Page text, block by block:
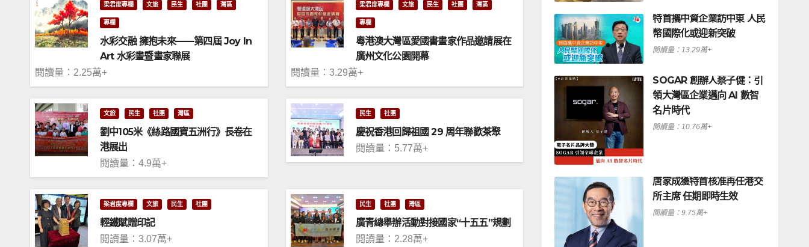
梁君度專欄 文旅 民生 社團 灣區
專欄
水彩交融 擁抱未來——第四屆 Joy In
Art 水彩畫暨畫家聯展
閱讀量：2.25萬+
梁君度專欄 文旅 民生 社團 灣區
專欄
粵港澳大灣區愛國書畫家作品邀請展在
廣州文化公園開幕
閱讀量：3.29萬+
文旅 民生 社團 灣區
劉中105米《絲路國寶五洲行》長卷在
港展出
閱讀量：4.9萬+
民生 社團
慶祝香港回歸祖國 29 周年聯歡茶聚
閱讀量：5.77萬+
梁君度專欄 文旅 民生 社團
輕鐵賦贈印記
閱讀量：3.07萬+
民生 社團 灣區
廣青總舉辦活動對接國家“十五五”規劃
閱讀量：2.28萬+
特首攜中資企業訪中東 人民
幣國際化或迎新突破
閱讀量：13.29萬+
SOGAR 創辦人蔡子健：引
領大灣區企業邁向 AI 數智
名片時代
閱讀量：10.76萬+
唐家成獲特首核准再任港交
所主席 任期即時生效
閱讀量：9.75萬+